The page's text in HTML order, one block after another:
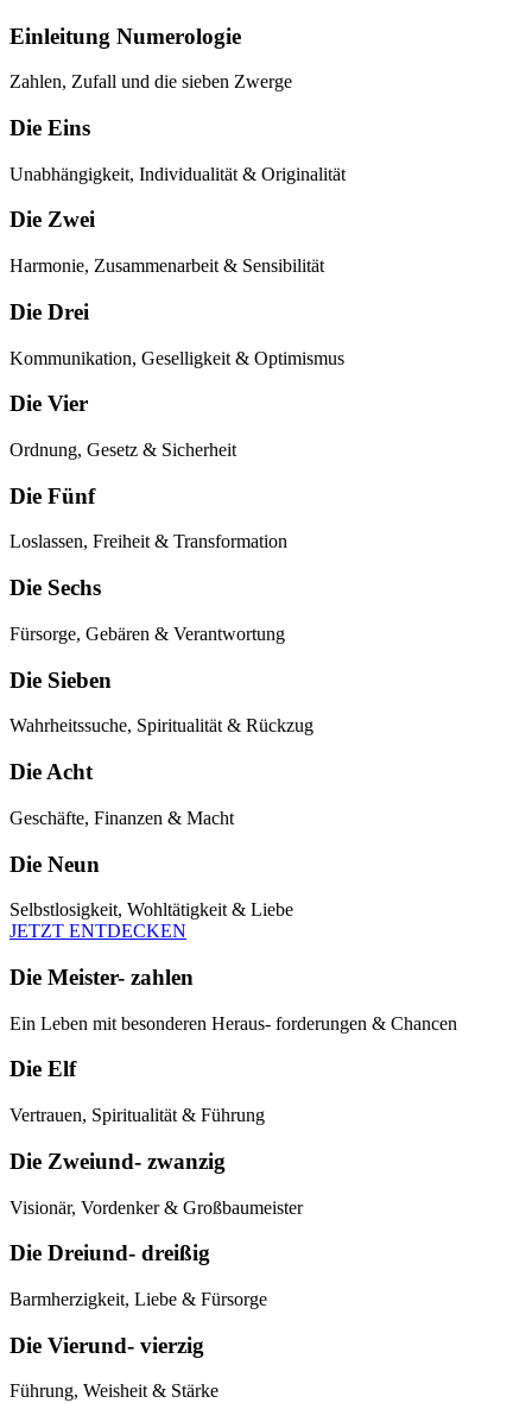
Einleitung Numerologie
Zahlen, Zufall und die sieben Zwerge
Die Eins
Unabhängigkeit, Individualität & Originalität
Die Zwei
Harmonie, Zusammenarbeit & Sensibilität
Die Drei
Kommunikation, Geselligkeit & Optimismus
Die Vier
Ordnung, Gesetz & Sicherheit
Die Fünf
Loslassen, Freiheit & Transformation
Die Sechs
Fürsorge, Gebären & Verantwortung
Die Sieben
Wahrheitssuche, Spiritualität & Rückzug
Die Acht
Geschäfte, Finanzen & Macht
Die Neun
Selbstlosigkeit, Wohltätigkeit & Liebe
JETZT ENTDECKEN
Die Meister- zahlen
Ein Leben mit besonderen Heraus- forderungen & Chancen
Die Elf
Vertrauen, Spiritualität & Führung
Die Zweiund- zwanzig
Visionär, Vordenker & Großbaumeister
Die Dreiund- dreißig
Barmherzigkeit, Liebe & Fürsorge
Die Vierund- vierzig
Führung, Weisheit & Stärke